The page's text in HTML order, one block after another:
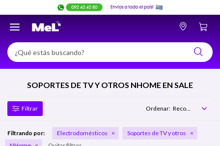

SOPORTES DE TV Y OTROS NHOME EN SALE
Recomendados
Filtrando por: Electrodomésticos
Soportes de TV y otros